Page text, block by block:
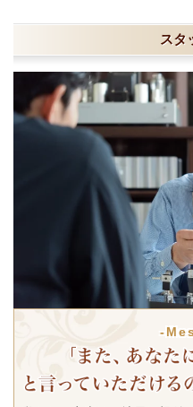
スタ
-